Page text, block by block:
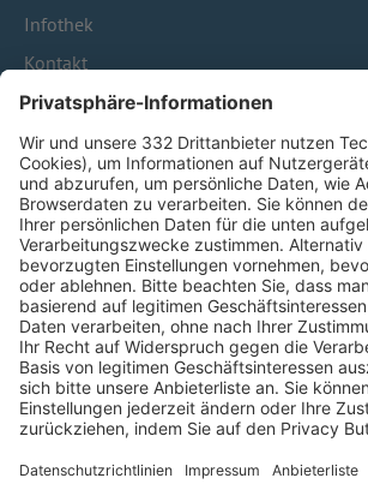
Infothek
Kontakt
HÄUFIG BESUCHTE SEITEN
Pässe und Vereinswechsel
Trainerausbildung
Schulungsangebot Vereinsmitarbeiter
BFV-Geschäftsstellen
Trainerbörse
Login SpielPlus
FOLGE DEM BFV